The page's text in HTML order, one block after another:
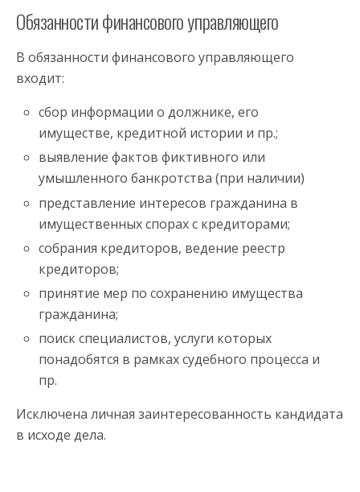
Обязанности финансового управляющего
В обязанности финансового управляющего
входит:
сбор информации о должнике, его
имуществе, кредитной истории и пр.;
выявление фактов фиктивного или
умышленного банкротства (при наличии)
представление интересов гражданина в
имущественных спорах с кредиторами;
собрания кредиторов, ведение реестр
кредиторов;
принятие мер по сохранению имущества
гражданина;
поиск специалистов, услуги которых
понадобятся в рамках судебного процесса и
пр.
Исключена личная заинтересованность кандидата
в исходе дела.